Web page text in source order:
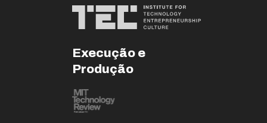
Execução e
Produção